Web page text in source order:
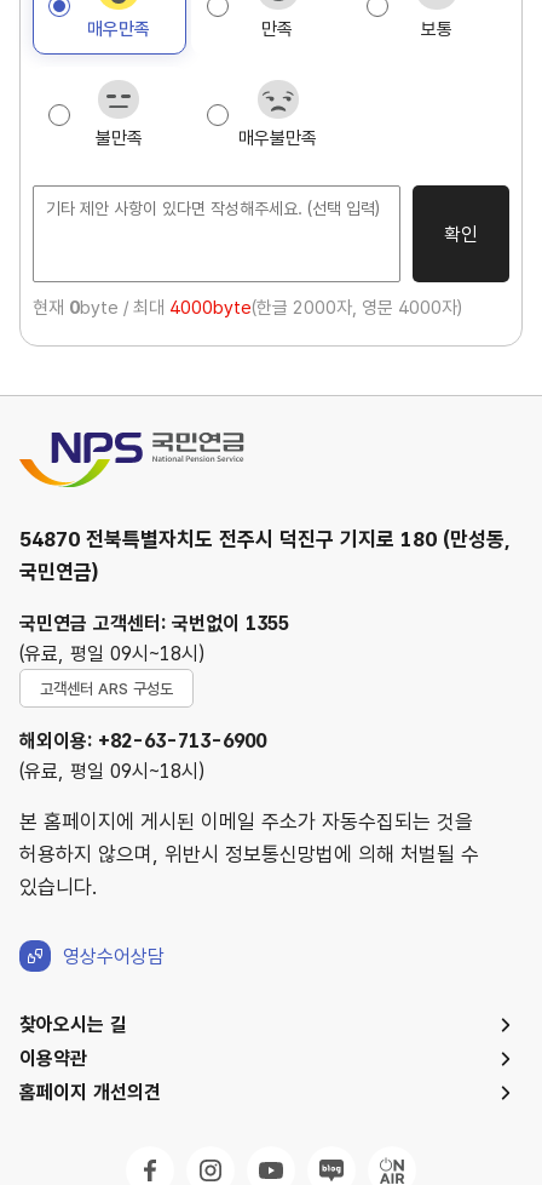
지
사
매우만족 만족 보통
불만족 매우불만족
확인
현재 0byte / 최대 4000byte(한글 2000자, 영문 4000자)
54870 전북특별자치도 전주시 덕진구 기지로 180 (만성동,
국민연금)
국민연금 고객센터: 국번없이 1355
(유료, 평일 09시~18시)
고객센터 ARS 구성도
해외이용: +82-63-713-6900
(유료, 평일 09시~18시)
본 홈페이지에 게시된 이메일 주소가 자동수집되는 것을
허용하지 않으며, 위반시 정보통신망법에 의해 처벌될 수
있습니다.
영상수어상담
찾아오시는 길
이용약관
홈페이지 개선의견